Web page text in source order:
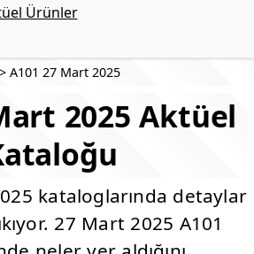
> A101 27 Mart 2025
2025 Aktüel
kataloglarında detaylar
27 Mart 2025 A101